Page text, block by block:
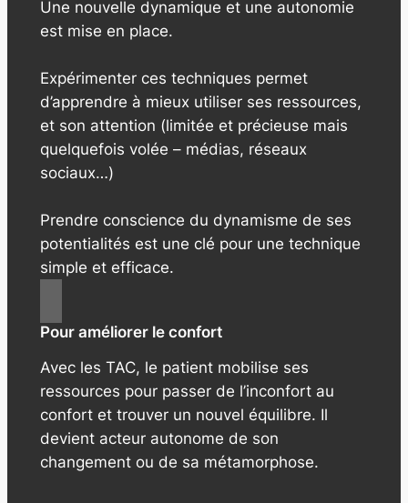
Une nouvelle dynamique et une autonomie
est mise en place.
Expérimenter ces techniques permet
d’apprendre à mieux utiliser ses ressources,
et son attention (limitée et précieuse mais
quelquefois volée – médias, réseaux
sociaux…)
Prendre conscience du dynamisme de ses
potentialités est une clé pour une technique
simple et efficace.
Pour améliorer le confort
Avec les TAC, le patient mobilise ses
ressources pour passer de l’inconfort au
confort et trouver un nouvel équilibre. Il
devient acteur autonome de son
changement ou de sa métamorphose.